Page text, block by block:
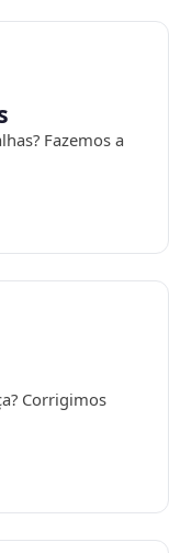
Fazemos a
Corrigimos